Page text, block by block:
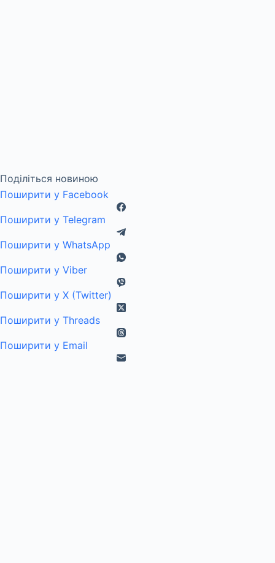
Поділіться новиною
Поширити у Facebook
Поширити у Telegram
Поширити у WhatsApp
Поширити у Viber
Поширити у X (Twitter)
Поширити у Threads
Поширити у Email